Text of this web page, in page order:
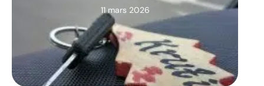
11 mars 2026